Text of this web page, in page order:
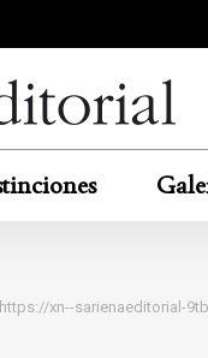
https://xn--sarienaeditorial-